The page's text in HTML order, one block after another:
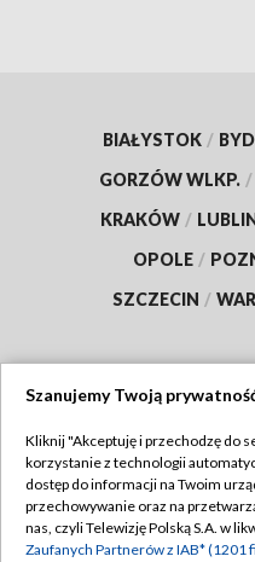
BIAŁYSTOK /
GORZÓW WLKP. /
KRAKÓW /
OPOLE /
SZCZECIN /
Abonament TVP
Emisja w TVP
Szanujemy Twoją
Kliknij "Akceptuję i przechodzę do
korzystanie z technologii
dostęp do informacji na Twoim
przechowywanie oraz na
nas, czyli Telewizję Polską S.A. w
Zaufanych Partnerów z IAB* (1201